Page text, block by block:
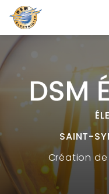
Aller
au
contenu
principal
SAINT-
Création